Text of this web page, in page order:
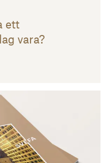
ett
vara?